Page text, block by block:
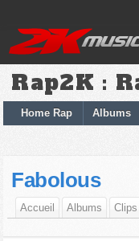
Rap2K :
Home Rap Albums
Fabolous
Accueil Albums Clips